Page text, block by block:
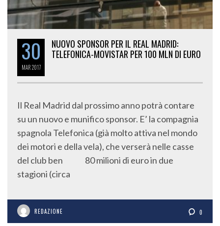
30
MAR2017
NUOVO SPONSOR PER IL REAL MADRID:
TELEFONICA-MOVISTAR PER 100 MLN DI EURO
Il Real Madrid dal prossimo anno potrà contare
su un nuovo e munifico sponsor. E’ la compagnia
spagnola Telefonica (già molto attiva nel mondo
dei motori e della vela), che verserà nelle casse
del club ben 80 milioni di euro in due
stagioni (circa
REDAZIONE 0